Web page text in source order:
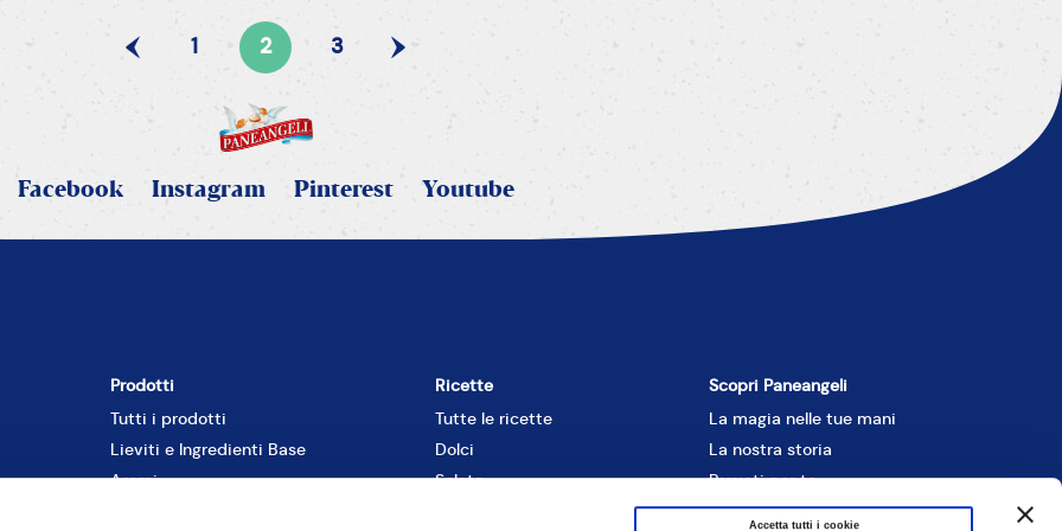
Accetta tutti i cookie
1 2 3
Facebook Instagram Pinterest Youtube
Prodotti
Tutti i prodotti
Lieviti e Ingredienti Base
Aromi
Ricette
Tutte le ricette
Dolci
Salato
Scopri Paneangeli
La magia nelle tue mani
La nostra storia
Provati per te
Comunicati stampa